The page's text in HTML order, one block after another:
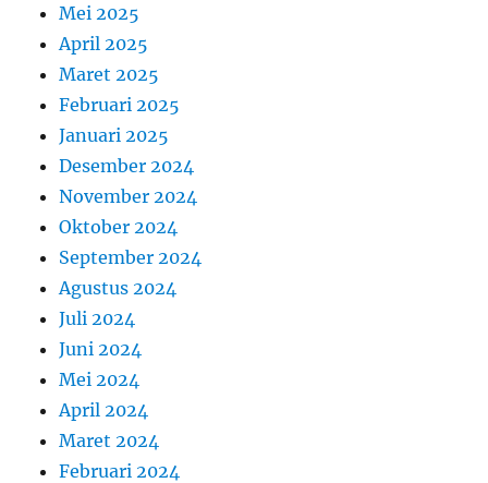
Mei 2025
April 2025
Maret 2025
Februari 2025
Januari 2025
Desember 2024
November 2024
Oktober 2024
September 2024
Agustus 2024
Juli 2024
Juni 2024
Mei 2024
April 2024
Maret 2024
Februari 2024